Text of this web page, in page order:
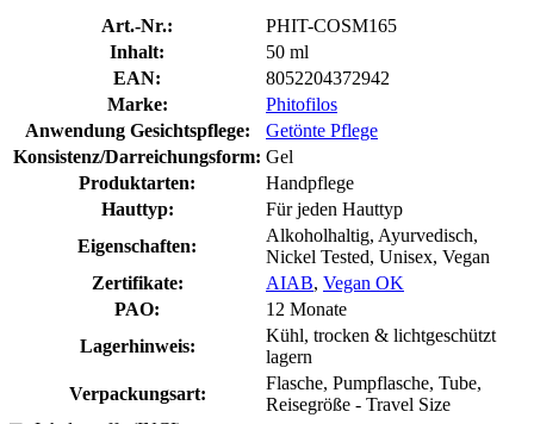
Art.-Nr.:
PHIT-COSM165
Inhalt:
50 ml
EAN:
8052204372942
Marke:
Phitofilos
Anwendung Gesichtspflege:
Getönte Pflege
Konsistenz/Darreichungsform: Gel
Produktarten:
Handpflege
Hauttyp:
Für jeden Hauttyp
Eigenschaften:
Alkoholhaltig, Ayurvedisch,
Nickel Tested, Unisex, Vegan
Zertifikate:
AIAB, Vegan OK
PAO:
12 Monate
Lagerhinweis:
Kühl, trocken & lichtgeschützt
lagern
Verpackungsart:
Flasche, Pumpflasche, Tube,
Reisegröße - Travel Size